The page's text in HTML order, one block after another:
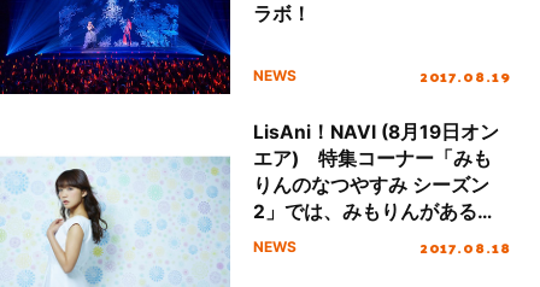
ラボ！
NEWS 2017.08.19
LisAni！NAVI (8月19日オン
エア) 特集コーナー「みも
りんのなつやすみ シーズン
2」では、みもりんがある者
を撃退するべく戦いに挑みま
NEWS 2017.08.18